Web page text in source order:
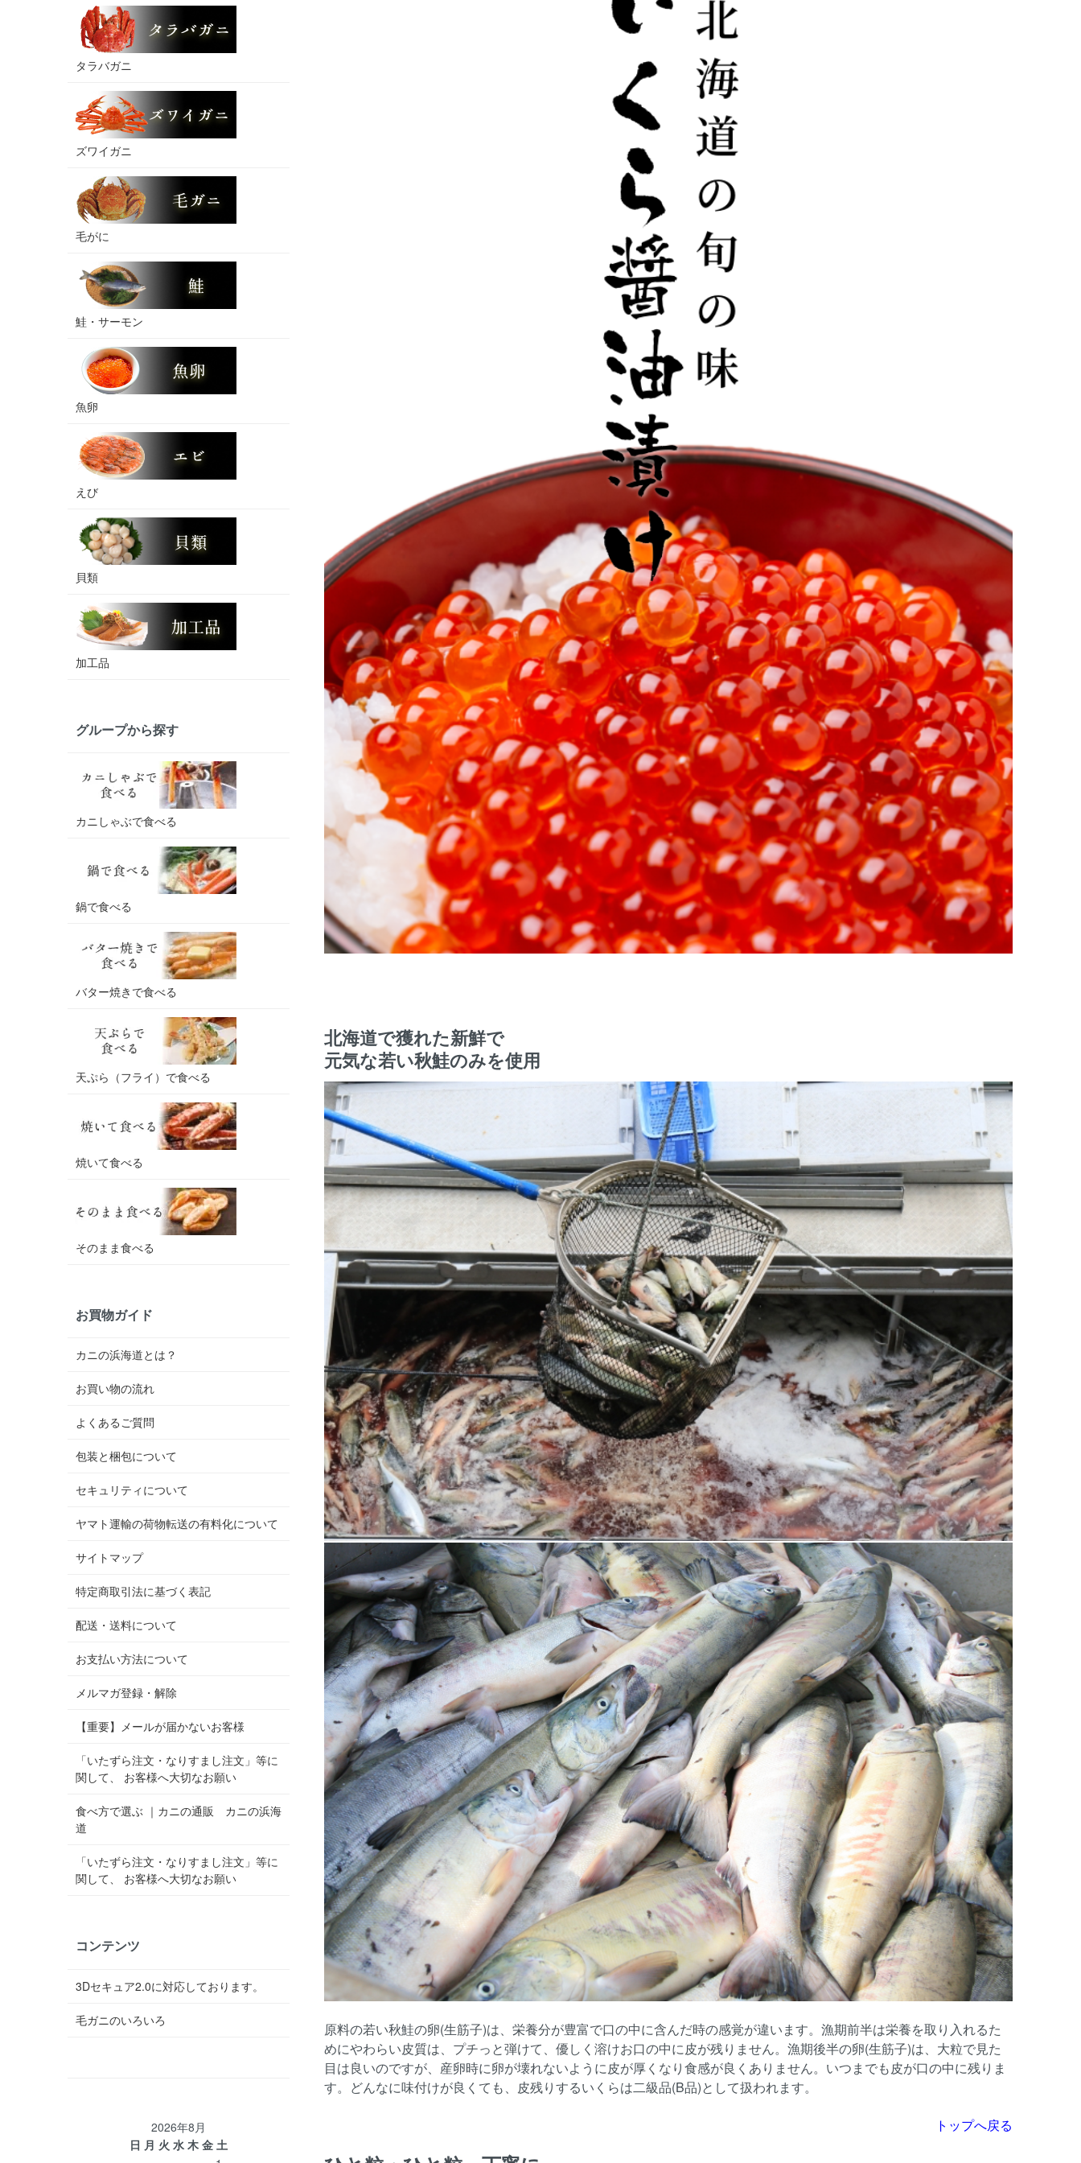
北海道で獲れた新鮮で
元気な若い秋鮭のみを使用
原料の若い秋鮭の卵(生筋子)は、栄養分が豊富で口の中に含んだ時の感覚が違います。漁期前半は栄養を取り入れるた
めにやわらい皮質は、プチっと弾けて、優しく溶けお口の中に皮が残りません。漁期後半の卵(生筋子)は、大粒で見た
目は良いのですが、産卵時に卵が壊れないように皮が厚くなり食感が良くありません。いつまでも皮が口の中に残りま
す。どんなに味付けが良くても、皮残りするいくらは二級品(B品)として扱われます。
トップへ戻る
タラバガニ
ズワイガニ
毛がに
鮭・サーモン
魚卵
えび
貝類
加工品
グループから探す
カニしゃぶで食べる
鍋で食べる
バター焼きで食べる
天ぷら（フライ）で食べる
焼いて食べる
そのまま食べる
お買物ガイド
カニの浜海道とは？
お買い物の流れ
よくあるご質問
包装と梱包について
セキュリティについて
ヤマト運輸の荷物転送の有料化について
サイトマップ
特定商取引法に基づく表記
配送・送料について
お支払い方法について
メルマガ登録・解除
【重要】メールが届かないお客様
「いたずら注文・なりすまし注文」等に
関して、 お客様へ大切なお願い
食べ方で選ぶ ｜カニの通販 カニの浜海
道
「いたずら注文・なりすまし注文」等に
関して、 お客様へ大切なお願い
コンテンツ
3Dセキュア2.0に対応しております。
毛ガニのいろいろ
2026年8月
日 月 火 水 木 金 土